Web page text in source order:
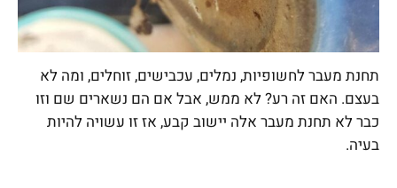
תחנת מעבר לחשופיות, נמלים, עכבישים, זוחלים, ומה לא
בעצם. האם זה רע? לא ממש, אבל אם הם נשארים שם וזו
כבר לא תחנת מעבר אלה יישוב קבע, אז זו עשויה להיות
בעיה.